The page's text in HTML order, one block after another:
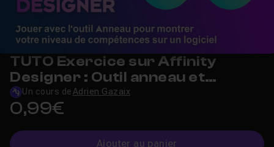
TUTO Exercice sur Affinity
Designer : Outil anneau et
synchronisation de symboles
Un cours de Adrien Gazaix
0,99€
Ajouter au panier